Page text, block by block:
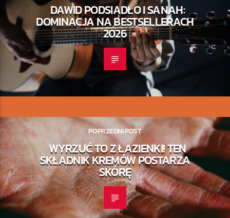
DAWID PODSIADŁO I SANAH:
DOMINACJA NA BESTSELLERACH
2026
POPRZEDNI POST
WYRZUĆ TO Z ŁAZIENKI! TEN
SKŁADNIK KREMÓW POSTARZA
SKÓRĘ